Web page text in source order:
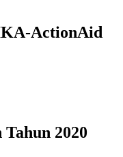
ActionAid
2020